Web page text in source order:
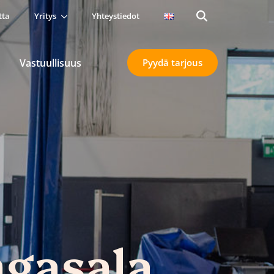
Yritys Yhteystiedot
for:
Vastuullisuus Pyydä tarjous